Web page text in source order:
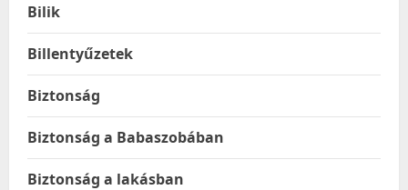
Bilik
Billentyűzetek
Biztonság
Biztonság a Babaszobában
Biztonság a lakásban